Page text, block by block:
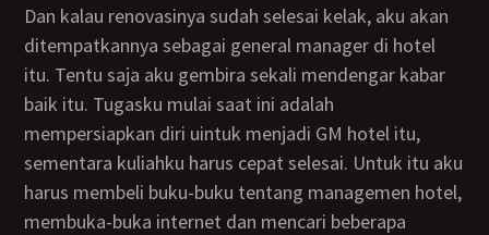
Dan kalau renovasinya sudah selesai kelak, aku akan
ditempatkannya sebagai general manager di hotel
itu. Tentu saja aku gembira sekali mendengar kabar
baik itu. Tugasku mulai saat ini adalah
mempersiapkan diri uintuk menjadi GM hotel itu,
sementara kuliahku harus cepat selesai. Untuk itu aku
harus membeli buku-buku tentang managemen hotel,
membuka-buka internet dan mencari beberapa